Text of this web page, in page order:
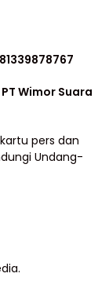
Wimor Suara
pers dan
Undang-